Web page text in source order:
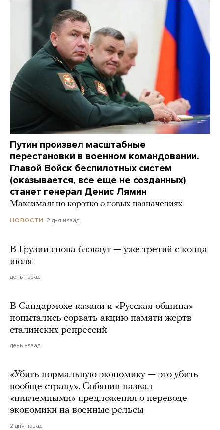
Путин произвел масштабные
перестановки в военном командовании.
Главой Войск беспилотных систем
(оказывается, все еще не созданных)
станет генерал Денис Лямин
Максимально коротко о новых назначениях
НОВОСТИ 2 дня назад
В Грузии снова блэкаут — уже третий с конца
июля
день назад
В Сандармохе казаки и «Русская община»
попытались сорвать акцию памяти жертв
сталинских репрессий
день назад
«Убить нормальную экономику — это убить
вообще страну». Собянин назвал
«никчемными» предложения о переводе
экономики на военные рельсы
2 дня назад